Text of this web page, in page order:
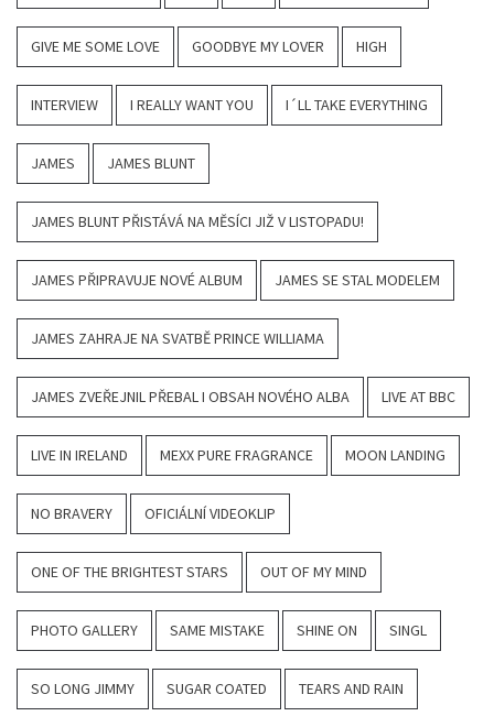
GIVE ME SOME LOVE GOODBYE MY LOVER HIGH
INTERVIEW I REALLY WANT YOU I´LL TAKE EVERYTHING
JAMES JAMES BLUNT
JAMES BLUNT PŘISTÁVÁ NA MĚSÍCI JIŽ V LISTOPADU!
JAMES PŘIPRAVUJE NOVÉ ALBUM JAMES SE STAL MODELEM
JAMES ZAHRAJE NA SVATBĚ PRINCE WILLIAMA
JAMES ZVEŘEJNIL PŘEBAL I OBSAH NOVÉHO ALBA LIVE AT BBC
LIVE IN IRELAND MEXX PURE FRAGRANCE MOON LANDING
NO BRAVERY OFICIÁLNÍ VIDEOKLIP
ONE OF THE BRIGHTEST STARS OUT OF MY MIND
PHOTO GALLERY SAME MISTAKE SHINE ON SINGL
SO LONG JIMMY SUGAR COATED TEARS AND RAIN